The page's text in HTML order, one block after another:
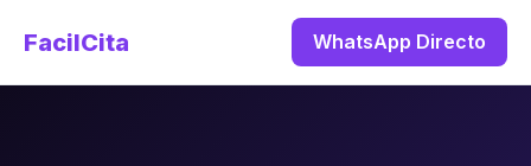
FacilCita WhatsApp Directo